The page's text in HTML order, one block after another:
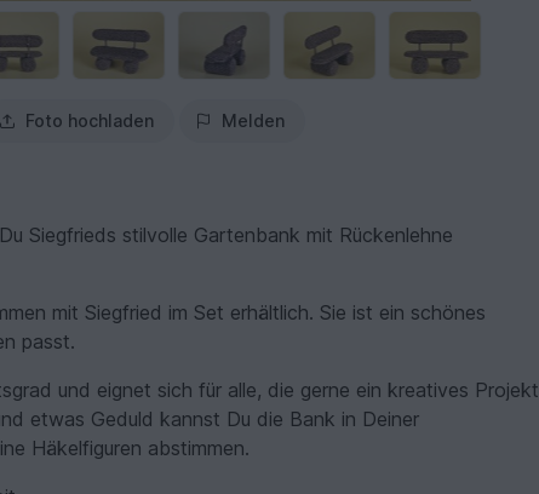
Foto hochladen Melden
Siegfrieds stilvolle Gartenbank mit Rückenlehne
mit Siegfried im Set erhältlich. Sie ist ein schönes
passt.
und eignet sich für alle, die gerne ein kreatives Projekt
etwas Geduld kannst Du die Bank in Deiner
Häkelfiguren abstimmen.